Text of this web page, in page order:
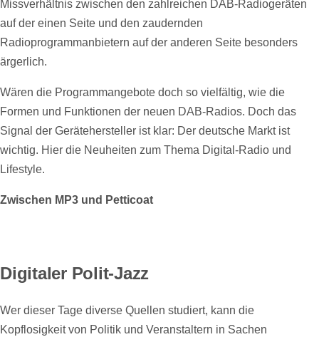
Missverhältnis zwischen den zahlreichen DAB-Radiogeräten
auf der einen Seite und den zaudernden
Radioprogrammanbietern auf der anderen Seite besonders
ärgerlich.
Wären die Programmangebote doch so vielfältig, wie die
Formen und Funktionen der neuen DAB-Radios. Doch das
Signal der Gerätehersteller ist klar: Der deutsche Markt ist
wichtig. Hier die Neuheiten zum Thema Digital-Radio und
Lifestyle.
Zwischen MP3 und Petticoat
Digitaler Polit-Jazz
Wer dieser Tage diverse Quellen studiert, kann die
Kopflosigkeit von Politik und Veranstaltern in Sachen